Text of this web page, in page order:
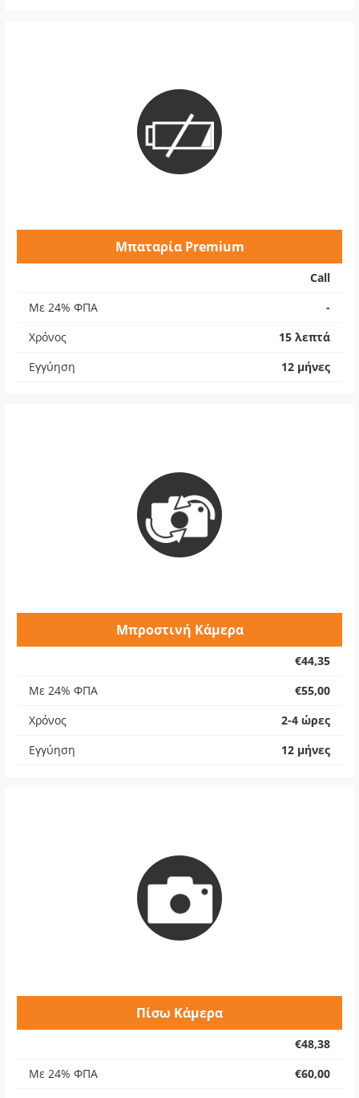
Μπαταρία Premium
Call
Με 24% ΦΠΑ
-
Χρόνος
15 λεπτά
Εγγύηση
12 μήνες
Μπροστινή Κάμερα
€44,35
Με 24% ΦΠΑ
€55,00
Χρόνος
2-4 ώρες
Εγγύηση
12 μήνες
Πίσω Κάμερα
€48,38
Με 24% ΦΠΑ
€60,00